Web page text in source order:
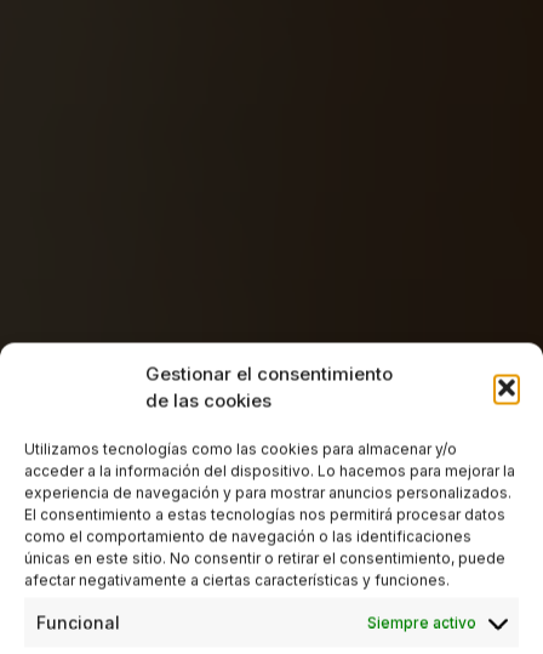
Gestionar el consentimiento
de las cookies
Utilizamos tecnologías como las cookies para almacenar y/o
acceder a la información del dispositivo. Lo hacemos para mejorar la
experiencia de navegación y para mostrar anuncios personalizados.
El consentimiento a estas tecnologías nos permitirá procesar datos
como el comportamiento de navegación o las identificaciones
únicas en este sitio. No consentir o retirar el consentimiento, puede
afectar negativamente a ciertas características y funciones.
Funcional Siempre activo